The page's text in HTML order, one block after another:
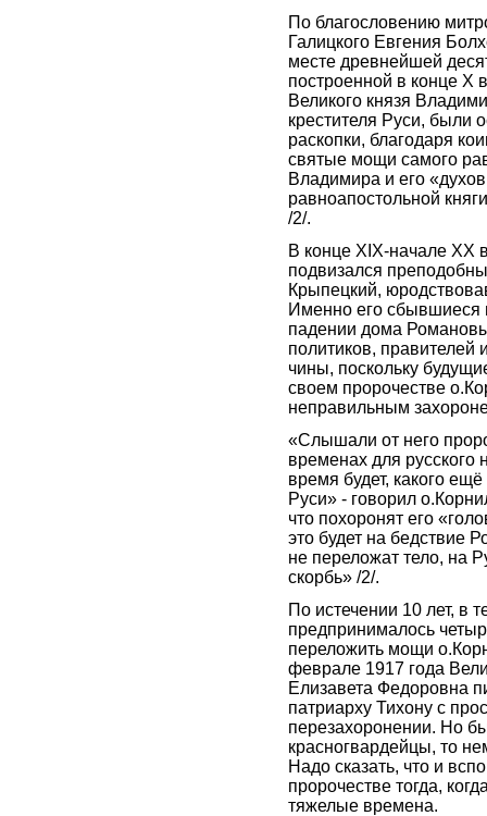
По благословению
Галицкого Евгения
месте древнейшей
построенной в конце X
Великого князя
крестителя Руси, были
раскопки, благодаря
святые мощи самого
Владимира и его
равноапостольной
/2/.
В конце XIX-начале XX
подвизался
Крыпецкий,
Именно его сбывшиеся
падении дома
политиков,
чины, поскольку
своем пророчестве
неправильным
«Слышали от него
временах для русского
время будет, какого
Руси» - говорил
что похоронят его
это будет на бедствие
не переложат тело, на
скорбь» /2/.
По истечении 10 лет, в
предпринималось
переложить мощи
феврале 1917 года
Елизавета Федоровна
патриарху Тихону с
перезахоронении. Но
красногвардейцы, то
Надо сказать, что и
пророчестве тогда,
тяжелые времена.